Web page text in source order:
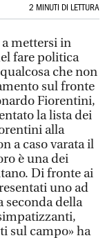
2 MINUTI DI LETTURA
a mettersi in
fare politica
che non
sul fronte
Fiorentini,
la lista dei
alla
a caso varata il
è una dei
Di fronte ai
uno ad
seconda della
sul campo» ha